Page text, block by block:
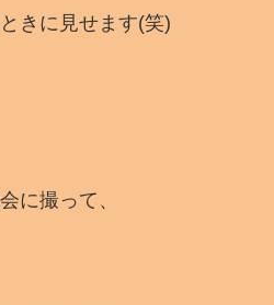
きに見せます(笑)
に撮って、